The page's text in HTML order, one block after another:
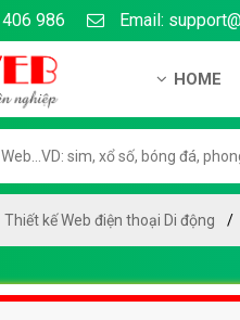
986 Email:
HOME
Hướng
Chính
Thiết kế Web điện thoại Di động